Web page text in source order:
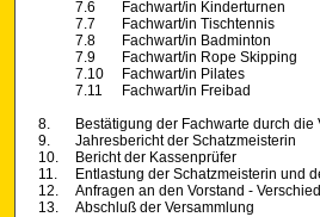
7.6
Fachwart/in Kinderturnen
7.7
Fachwart/in Tischtennis
7.8
Fachwart/in Badminton
7.9
Fachwart/in Rope Skipping
7.10
Fachwart/in Pilates
7.11
Fachwart/in Freibad
8.
Bestätigung der Fachwarte durch die
9.
Jahresbericht der Schatzmeisterin
10.
Bericht der Kassenprüfer
11.
Entlastung der Schatzmeisterin und
12.
Anfragen an den Vorstand -
13.
Abschluß der Versammlung